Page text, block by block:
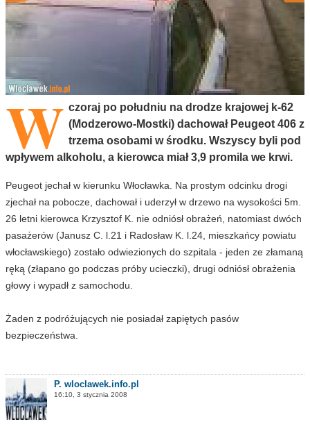
W czoraj po południu na drodze krajowej k-62
(Modzerowo-Mostki) dachował Peugeot 406 z
trzema osobami w środku. Wszyscy byli pod
wpływem alkoholu, a kierowca miał 3,9 promila we krwi.
Peugeot jechał w kierunku Włocławka. Na prostym odcinku drogi
zjechał na pobocze, dachował i uderzył w drzewo na wysokości 5m.
26 letni kierowca Krzysztof K. nie odniósł obrażeń, natomiast dwóch
pasażerów (Janusz C. l.21 i Radosław K. l.24, mieszkańcy powiatu
włocławskiego) zostało odwiezionych do szpitala - jeden ze złamaną
ręką (złapano go podczas próby ucieczki), drugi odniósł obrażenia
głowy i wypadł z samochodu.
Żaden z podróżujących nie posiadał zapiętych pasów
bezpieczeństwa.
P. wloclawek.info.pl
16:10, 3 stycznia 2008